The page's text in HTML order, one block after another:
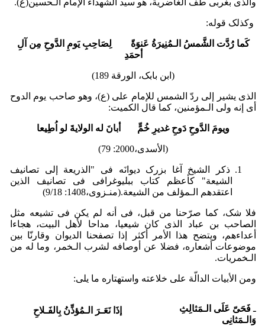
والذی بغربی طف الغاضریة، هو سید الشهداء الإمام الـحسین(ع).
وکذلک قوله:
کَما رُدَّت الشَّمسُ الـمُنِیرَةُ عَنوَةً لِصَاحِبِ یَومِ الدَّوحِ مِن آلِ
أحمَدِ
(ابن بابک، الورقة 189)
الذی یشیر إلى ردّ الشمس للإمام علی (ع)، وهو صاحب یوم الدوح
أی إنه ولی الـمؤمنین، کما قال الکمیت:
ویومَ الدَّوحِ دَوحِ غدیرِ خُمٍّ أبانَ له الولایةَ لو اُطِیعا
(الأسدی،2000: 79)
ذکر الشیخ آغا بزرک دیوانَه فی "الذریعة إلی تصانیف
الشیعة" کأعظم کتاب ببلیوغرافی فی تصانیف الذین
اعتقدهم الـمؤلف من الشیعة.(منـزوی،1408: 9/18)
فلا شک، کما صرّحنا من قبل، فی أنه لم یکن فی تشیعه مثل
الصاحب بن عباد الذی کان شیعیا، مداحا لأهل البیت، هجاءا
أعداءهم، ویتضح هذا الأمر أکثر إذا تصفحنا الدیوان وقارنّا بین
موضوعات أشعاره، فضلا عن أوصافه لشرب الـخمر، وما له من
الـخمریات.
ومن الأبیات الدالّة على خلاعته واستهتاره ما یلی:
ـ فَحَیّ عَلَى الـمَثالِثِ
وَالـمَثانِی
إذَا نَعَـرَ الـمُؤذِّنُ بِالفَـلاحِ